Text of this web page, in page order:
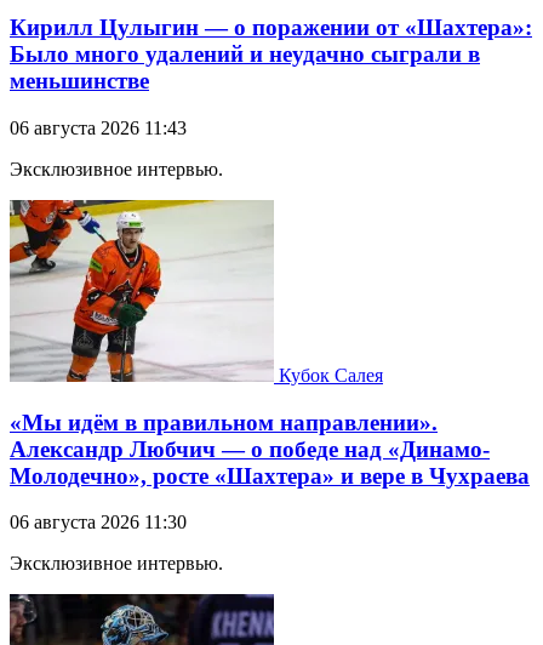
Кирилл Цулыгин — о поражении от «Шахтера»:
Было много удалений и неудачно сыграли в
меньшинстве
06 августа 2026 11:43
Эксклюзивное интервью.
Кубок Салея
«Мы идём в правильном направлении».
Александр Любчич — о победе над «Динамо-
Молодечно», росте «Шахтера» и вере в Чухраева
06 августа 2026 11:30
Эксклюзивное интервью.